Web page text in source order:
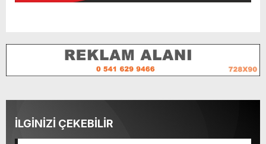
İLGİNİZİ ÇEKEBİLİR